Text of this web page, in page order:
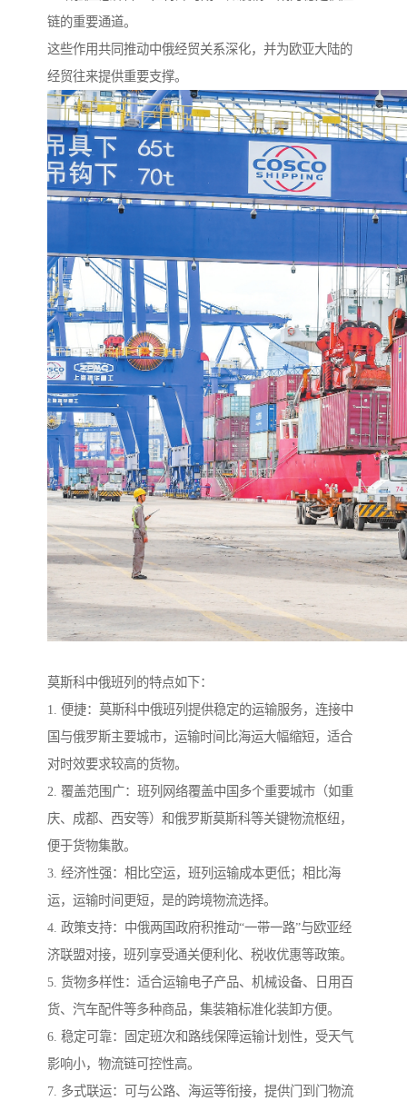
链的重要通道。
这些作用共同推动中俄经贸关系深化，并为欧亚大陆的
经贸往来提供重要支撑。
莫斯科中俄班列的特点如下：
1. 便捷：莫斯科中俄班列提供稳定的运输服务，连接中
国与俄罗斯主要城市，运输时间比海运大幅缩短，适合
对时效要求较高的货物。
2. 覆盖范围广：班列网络覆盖中国多个重要城市（如重
庆、成都、西安等）和俄罗斯莫斯科等关键物流枢纽，
便于货物集散。
3. 经济性强：相比空运，班列运输成本更低；相比海
运，运输时间更短，是的跨境物流选择。
4. 政策支持：中俄两国政府积推动“一带一路”与欧亚经
济联盟对接，班列享受通关便利化、税收优惠等政策。
5. 货物多样性：适合运输电子产品、机械设备、日用百
货、汽车配件等多种商品，集装箱标准化装卸方便。
6. 稳定可靠：固定班次和路线保障运输计划性，受天气
影响小，物流链可控性高。
7. 多式联运：可与公路、海运等衔接，提供门到门物流